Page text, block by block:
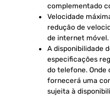
complementado
Velocidade
redução de
de internet móvel.
A disponibilidade
especificações
do telefone. Onde
fornecerá uma
sujeita à